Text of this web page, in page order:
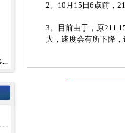
1
...
2。10月15日6点前，
3。目前由于，原
大，速度会有所下降